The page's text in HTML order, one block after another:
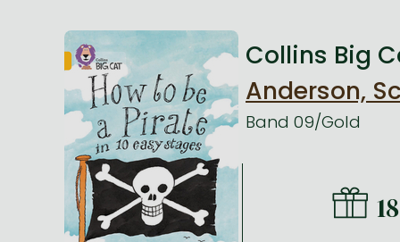
Collins Big
Anderson,
Band 09/Gold